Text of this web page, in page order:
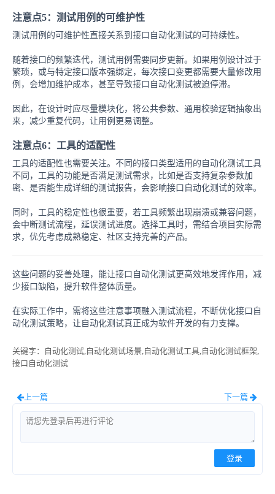
注意点5：测试用例的可维护性
测试用例的可维护性直接关系到接口自动化测试的可持续性。
随着接口的频繁迭代，测试用例需要同步更新。如果用例设计过于
繁琐，或与特定接口版本强绑定，每次接口变更都需要大量修改用
例，会增加维护成本，甚至导致接口自动化测试被迫停滞。
因此，在设计时应尽量模块化，将公共参数、通用校验逻辑抽象出
来，减少重复代码，让用例更易调整。
注意点6：工具的适配性
工具的适配性也需要关注。不同的接口类型适用的自动化测试工具
不同，工具的功能是否满足测试需求，比如是否支持复杂参数加
密、是否能生成详细的测试报告，会影响接口自动化测试的效率。
同时，工具的稳定性也很重要，若工具频繁出现崩溃或兼容问题，
会中断测试流程，延误测试进度。选择工具时，需结合项目实际需
求，优先考虑成熟稳定、社区支持完善的产品。
这些问题的妥善处理，能让接口自动化测试更高效地发挥作用，减
少接口缺陷，提升软件整体质量。
在实际工作中，需将这些注意事项融入测试流程，不断优化接口自
动化测试策略，让自动化测试真正成为软件开发的有力支撑。
关键字 ：自动化测试,自动化测试场景,自动化测试工具,自动化测试框架,
接口自动化测试
上一篇 下一篇
登录